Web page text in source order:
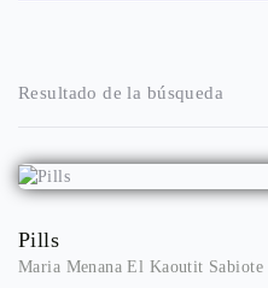
Resultado de la búsqueda
Pills
Maria Menana El Kaoutit Sabiote